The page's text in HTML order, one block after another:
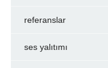
referanslar
ses yalıtımı